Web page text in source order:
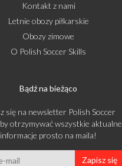
Kontakt z nami
Letnie obozy piłkarskie
Obozy zimowe
O Polish Soccer Skills
Bądź na bieżąco
się na newsletter Polish Soccer
otrzymywać wszystkie aktualne
informacje prosto na maila!
Zapisz się